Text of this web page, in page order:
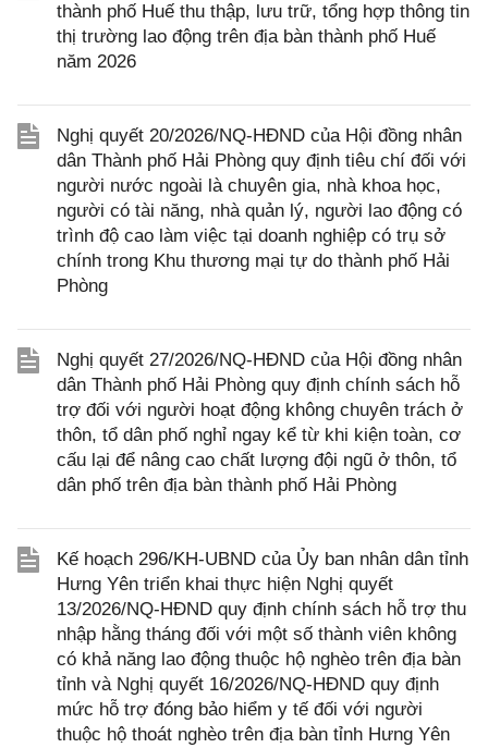
thành phố Huế thu thập, lưu trữ, tổng hợp thông tin
thị trường lao động trên địa bàn thành phố Huế
năm 2026
Nghị quyết 20/2026/NQ-HĐND của Hội đồng nhân
dân Thành phố Hải Phòng quy định tiêu chí đối với
người nước ngoài là chuyên gia, nhà khoa học,
người có tài năng, nhà quản lý, người lao động có
trình độ cao làm việc tại doanh nghiệp có trụ sở
chính trong Khu thương mại tự do thành phố Hải
Phòng
Nghị quyết 27/2026/NQ-HĐND của Hội đồng nhân
dân Thành phố Hải Phòng quy định chính sách hỗ
trợ đối với người hoạt động không chuyên trách ở
thôn, tổ dân phố nghỉ ngay kể từ khi kiện toàn, cơ
cấu lại để nâng cao chất lượng đội ngũ ở thôn, tổ
dân phố trên địa bàn thành phố Hải Phòng
Kế hoạch 296/KH-UBND của Ủy ban nhân dân tỉnh
Hưng Yên triển khai thực hiện Nghị quyết
13/2026/NQ-HĐND quy định chính sách hỗ trợ thu
nhập hằng tháng đối với một số thành viên không
có khả năng lao động thuộc hộ nghèo trên địa bàn
tỉnh và Nghị quyết 16/2026/NQ-HĐND quy định
mức hỗ trợ đóng bảo hiểm y tế đối với người
thuộc hộ thoát nghèo trên địa bàn tỉnh Hưng Yên